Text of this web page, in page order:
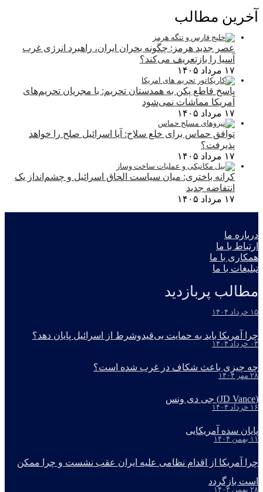
آخرین مطالب
عصر جدید هرمز: چگونه بحران ایران، راهبرد انرژی غرب
آسیا را بازتعریف می‌کند؟
۱۷ مرداد ۱۴۰۵
پاسخ قاطع پکن به همدستان تحریم: با مجریان تحریم‌های
آمریکا مماشات نمی‌شود
۱۷ مرداد ۱۴۰۵
توافق حماس برای خلع سلاح: آیا اسرائیل صلح را خواهد
پذیرفت؟
۱۷ مرداد ۱۴۰۵
کرانه باختری: میان سیاست الحاق اسرائیل و چشم‌انداز یک
انتفاضه جدید
۱۷ مرداد ۱۴۰۵
درباره ما
ارتباط با ما
همکاری با ما
تبلیغات با ما
مطالب پربازدید
۱۵ خرداد ۱۴۰۴
چرا آمریکا باید به حمایت بی‌قیدوشرط از اسرائیل پایان دهد؟
۰۳ خرداد ۱۴۰۴
چه چیزی باعث شکاف در غرب شده است؟
۲۸ مهر ۱۴۰۴
(JD Vance) جی دی ونس
۱۶ خرداد ۱۴۰۴
پایان سده آمریکایی
۱۱ بهمن ۱۴۰۴
چرا آمریکا از اقدام نظامی علیه ایران عقب نشست و چرا ممکن
است بازگردد
۲۸ بهمن ۱۴۰۴